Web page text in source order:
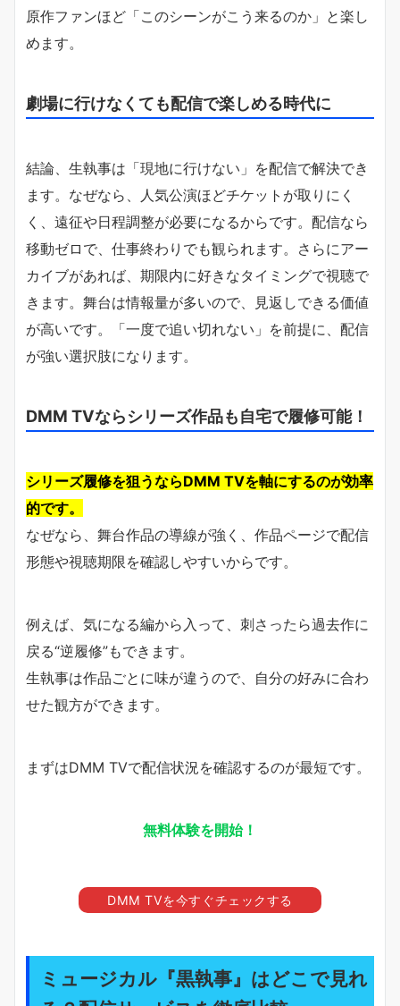
原作ファンほど「このシーンがこう来るのか」と楽し
めます。
劇場に行けなくても配信で楽しめる時代に
結論、生執事は「現地に行けない」を配信で解決でき
ます。なぜなら、人気公演ほどチケットが取りにく
く、遠征や日程調整が必要になるからです。配信なら
移動ゼロで、仕事終わりでも観られます。さらにアー
カイブがあれば、期限内に好きなタイミングで視聴で
きます。舞台は情報量が多いので、見返しできる価値
が高いです。「一度で追い切れない」を前提に、配信
が強い選択肢になります。
DMM TVならシリーズ作品も自宅で履修可能！
シリーズ履修を狙うならDMM TVを軸にするのが効率
的です。
なぜなら、舞台作品の導線が強く、作品ページで配信
形態や視聴期限を確認しやすいからです。
例えば、気になる編から入って、刺さったら過去作に
戻る“逆履修”もできます。
生執事は作品ごとに味が違うので、自分の好みに合わ
せた観方ができます。
まずはDMM TVで配信状況を確認するのが最短です。
無料体験を開始！
DMM TVを今すぐチェックする
ミュージカル『黒執事』はどこで見れ